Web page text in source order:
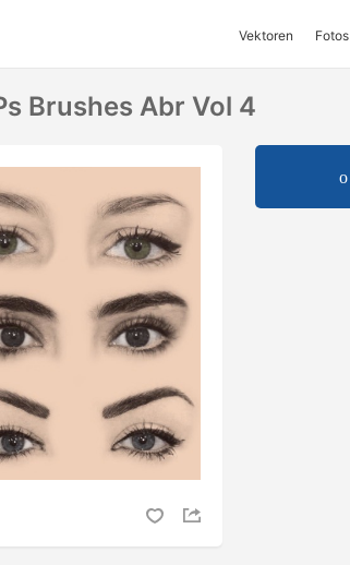
Vektoren Fotos
Brushes Abr Vol 4